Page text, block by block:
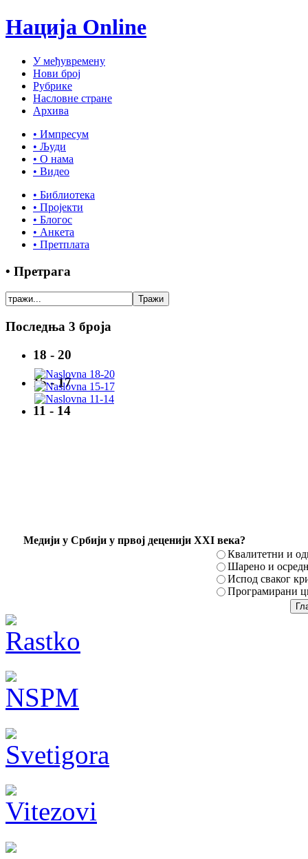
Нација Online
У међувремену
Нови број
Рубрике
Насловне стране
Архива
• Импресум
• Људи
• О нама
• Видео
• Библиотека
• Пројекти
• Блогос
• Анкета
• Претплата
• Претрага
Последња 3 броја
18 - 20
15 - 17
11 - 14
Mедији у Србији у првој деценији XXI века?
Квалитетни и
Шарено и
Испод сваког
Програмирани